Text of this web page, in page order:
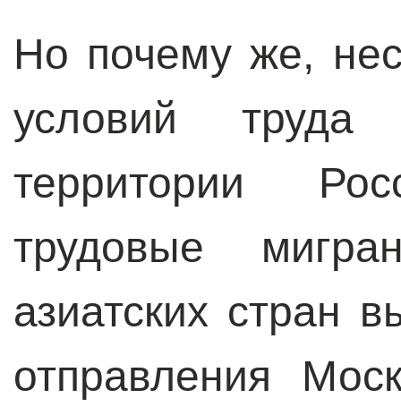
Но почему же,
условий
территории
трудовые
азиатских стран
отправления